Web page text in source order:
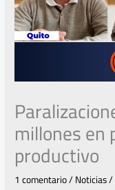
millones en
productivo
1 comentario/Noticias/